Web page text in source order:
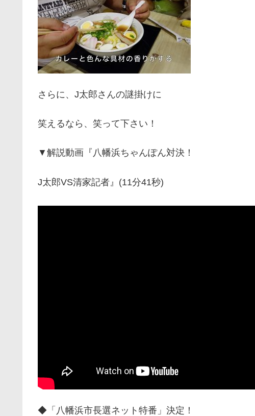
さらに、J太郎さんの謎掛けに
笑えるなら、笑って下さい！
▼解説動画『八幡浜ちゃんぽん対決！
J太郎VS清家記者』(11分41秒)
◆「八幡浜市長選ネット特番」決定！